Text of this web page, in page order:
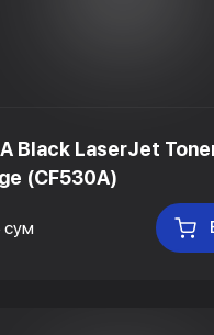
Black LaserJet
(CF530A)